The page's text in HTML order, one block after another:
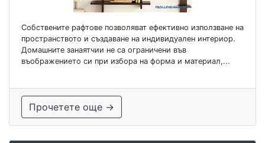
Собствените рафтове позволяват ефективно използване на
пространството и създаване на индивидуален интериор.
Домашните занаятчии не са ограничени във
въображението си при избора на форма и материал,...
Прочетете още →